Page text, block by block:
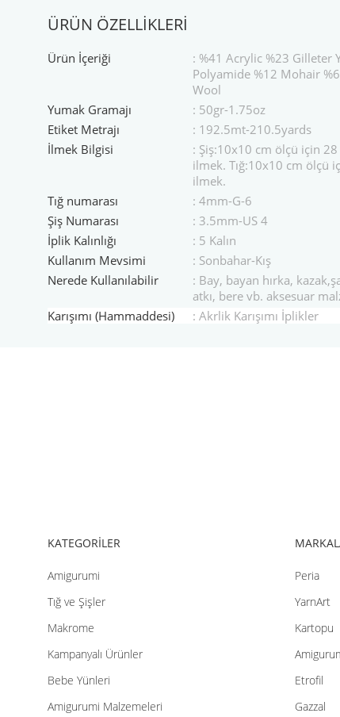
ÜRÜN ÖZELLİKLERİ
Ürün İçeriği
: %41 Acrylic %23 Gilleter
Polyamide %12 Mohair
Wool
Yumak Gramajı
: 50gr-1.75oz
Etiket Metrajı
: 192.5mt-210.5yards
İlmek Bilgisi
: Şiş:10x10 cm ölçü için 28
ilmek. Tığ:10x10 cm ölçü
ilmek.
Tığ numarası
: 4mm-G-6
Şiş Numarası
: 3.5mm-US 4
İplik Kalınlığı
: 5 Kalın
Kullanım Mevsimi
: Sonbahar-Kış
Nerede Kullanılabilir
: Bay, bayan hırka,
atkı, bere vb. aksesuar
Karışımı (Hammaddesi)
: Akrlik Karışımı İplikler
KATEGORİLER
Amigurumi
Tığ ve Şişler
Makrome
Kampanyalı Ürünler
Bebe Yünleri
Amigurumi Malzemeleri
Peria
YarnArt
Kartopu
Etrofil
Gazzal